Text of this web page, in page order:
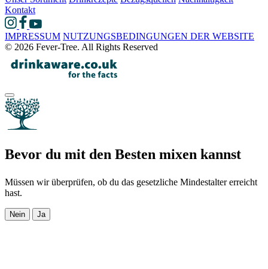
Kontakt
IMPRESSUM NUTZUNGSBEDINGUNGEN DER WEBSITE
© 2026 Fever-Tree. All Rights Reserved
Bevor du mit den Besten mixen kannst
Müssen wir überprüfen, ob du das gesetzliche Mindestalter erreicht
hast.
Nein Ja